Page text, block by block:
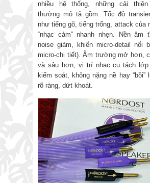
nhiều hệ thống, những cải
thường mô tả gồm. Tốc độ
như tiếng gõ, tiếng trống, attack của
“nhạc cảm” nhanh nhẹn. Nền âm
noise giảm, khiến micro-detail nổi
micro-chi tiết). Âm trường mở hơn,
và sâu hơn, vị trí nhạc cụ tách lớp
kiểm soát, không nặng nề hay
rõ ràng, dứt khoát.